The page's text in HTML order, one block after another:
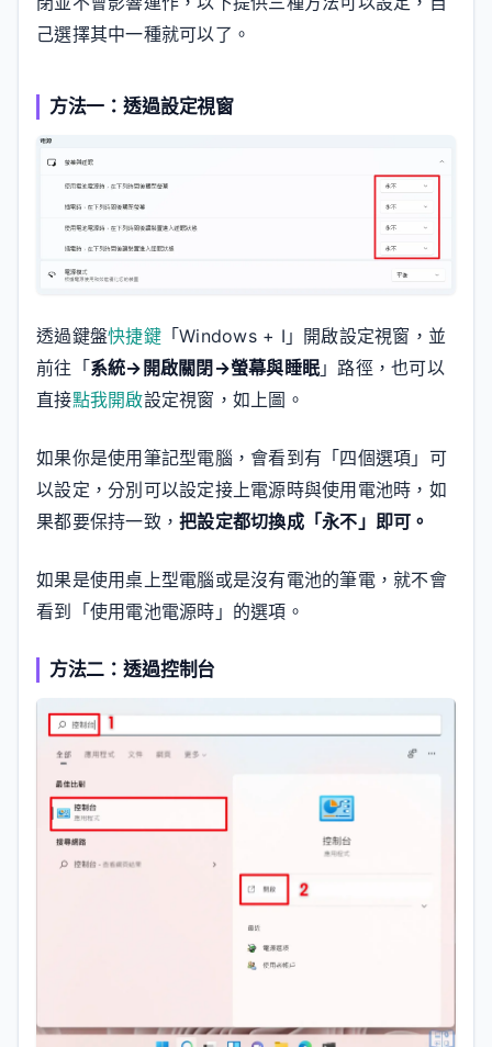
己選擇其中一種就可以了。
方法一：透過設定視窗
透過鍵盤快捷鍵「Windows + I」開啟設定視窗，並
前往「系統→開啟關閉→螢幕與睡眠」路徑，也可以
直接點我開啟設定視窗，如上圖。
如果你是使用筆記型電腦，會看到有「四個選項」可
以設定，分別可以設定接上電源時與使用電池時，如
果都要保持一致，把設定都切換成「永不」即可。
如果是使用桌上型電腦或是沒有電池的筆電，就不會
看到「使用電池電源時」的選項。
方法二：透過控制台